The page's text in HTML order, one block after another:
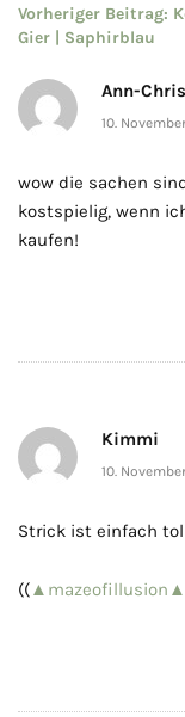
Vorheriger Beitrag:
Gier | Saphirblau
Ann-
10.
wow die sachen
kostspielig, wenn
kaufen!
Kimmi
10.
Strick ist einfach
((▲mazeofillusion▲